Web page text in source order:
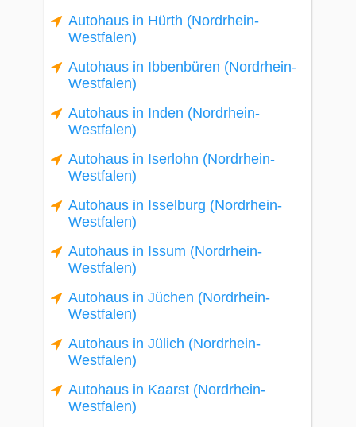
Autohaus in Hürth (Nordrhein-
Westfalen)
Autohaus in Ibbenbüren (Nordrhein-
Westfalen)
Autohaus in Inden (Nordrhein-
Westfalen)
Autohaus in Iserlohn (Nordrhein-
Westfalen)
Autohaus in Isselburg (Nordrhein-
Westfalen)
Autohaus in Issum (Nordrhein-
Westfalen)
Autohaus in Jüchen (Nordrhein-
Westfalen)
Autohaus in Jülich (Nordrhein-
Westfalen)
Autohaus in Kaarst (Nordrhein-
Westfalen)